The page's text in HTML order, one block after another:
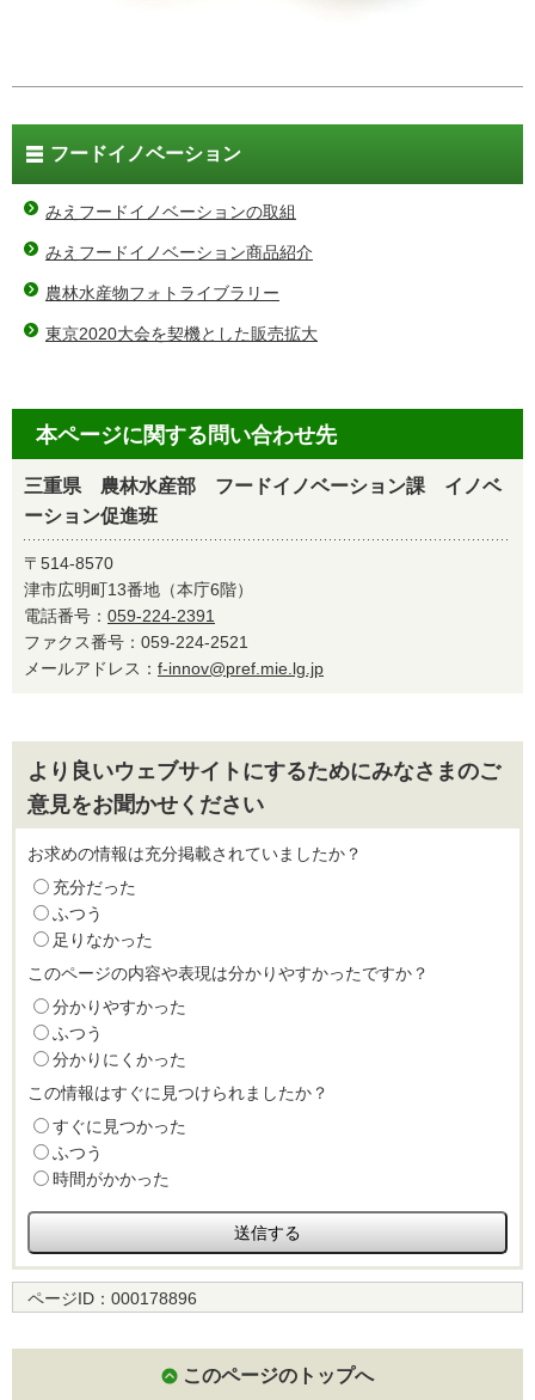
フードイノベーション
みえフードイノベーションの取組
みえフードイノベーション商品紹介
農林水産物フォトライブラリー
東京2020大会を契機とした販売拡大
本ページに関する問い合わせ先
三重県 農林水産部 フードイノベーション課 イノベ
ーション促進班
〒514-8570
津市広明町13番地（本庁6階）
電話番号： 059-224-2391
ファクス番号：059-224-2521
メールアドレス： f-innov@pref.mie.lg.jp
より良いウェブサイトにするためにみなさまのご
意見をお聞かせください
お求めの情報は充分掲載されていましたか？
充分だった
ふつう
足りなかった
このページの内容や表現は分かりやすかったですか？
分かりやすかった
ふつう
分かりにくかった
この情報はすぐに見つけられましたか？
すぐに見つかった
ふつう
時間がかかった
ページID： 000178896
このページのトップへ